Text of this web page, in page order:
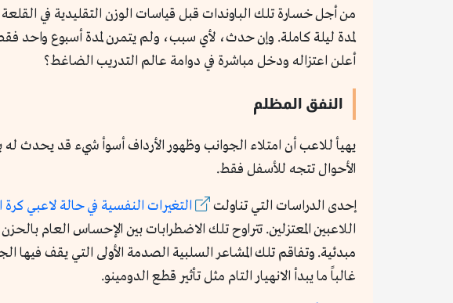
من أجل خسارة تلك الباوندات قبل قياسات الوزن التقليدية في
لمدة ليلة كاملة. وإن حدث، لأي سبب، ولم يتمرن لمدة أسبوع واحد
أعلن اعتزاله ودخل مباشرة في دوامة عالم التدريب الضاغط؟
النفق المظلم
يهيأ للاعب أن امتلاء الجوانب وظهور الأرداف أسوأ شيء قد يحدث له
الأحوال تتجه للأسفل فقط.
إحدى الدراسات التي تناولت التغيرات النفسية في حالة لاعبي كرة
مبدئية. وتفاقم تلك المشاعر السلبية الصدمة الأولى التي يقف فيها
غالباً ما يبدأ الانهيار التام مثل تأثير قطع الدومينو.